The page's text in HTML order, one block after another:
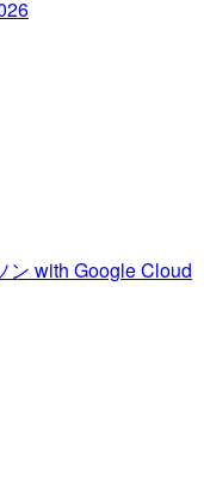
ン with Google Cloud